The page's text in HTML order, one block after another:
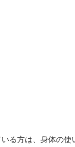
る方は、身体の使